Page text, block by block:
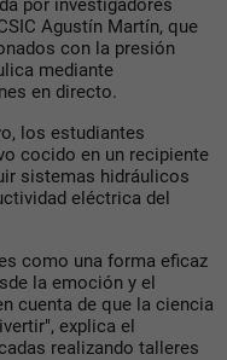
Agustín Martín, que
con la presión
mediante
en directo.
los estudiantes
cocido en un recipiente
sistemas hidráulicos
eléctrica del
como una forma eficaz
la emoción y el
cuenta de que la ciencia
explica el
realizando talleres